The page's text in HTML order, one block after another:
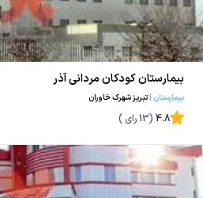
بیمارستان کودکان مردانی آذر
بیمارستان |تبریز شهرک خاوران
4.8
(
13رای )